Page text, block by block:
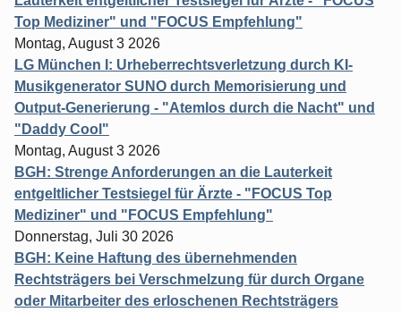
Top Mediziner" und "FOCUS Empfehlung"
Montag, August 3 2026
LG München I: Urheberrechtsverletzung durch KI-
Musikgenerator SUNO durch Memorisierung und
Output-Generierung - "Atemlos durch die Nacht" und
"Daddy Cool"
Montag, August 3 2026
BGH: Strenge Anforderungen an die Lauterkeit
entgeltlicher Testsiegel für Ärzte - "FOCUS Top
Mediziner" und "FOCUS Empfehlung"
Donnerstag, Juli 30 2026
BGH: Keine Haftung des übernehmenden
Rechtsträgers bei Verschmelzung für durch Organe
oder Mitarbeiter des erloschenen Rechtsträgers